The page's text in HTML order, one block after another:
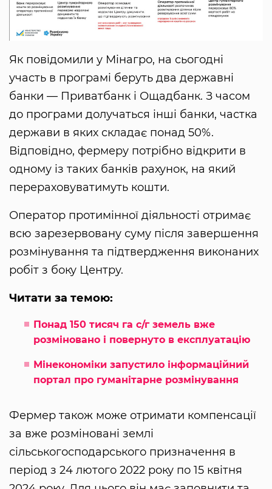
Як повідомили у Мінагро, на сьогодні
участь в програмі беруть два державні
банки — Приватбанк і Ощадбанк. З часом
до програми долучаться інші банки, частка
держави в яких складає понад 50%.
Відповідно, фермеру потрібно відкрити в
одному із таких банків рахунок, на який
перераховуватимуть кошти.
Оператор протимінної діяльності отримає
всю зарезервовану суму після завершення
розмінування та підтвердження виконаних
робіт з боку Центру.
Читати за темою:
Понад 150 тисяч га с/г земель вже
розміновано і повернуто в експлуатацію
Мінекономіки запустило інформаційний
портал про гуманітарне розмінування
Фермер також може отримати компенсації
за вже розміновані землі
сільськогосподарського призначення в
період з 24 лютого 2022 року по 15 квітня